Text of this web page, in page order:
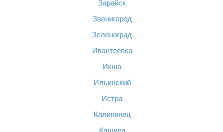
Зарайск
Звенигород
Зеленоград
Ивантеевка
Икша
Ильинский
Истра
Калининец
Кашира